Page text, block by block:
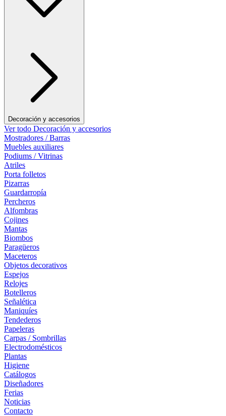
Decoración y accesorios
Ver todo Decoración y accesorios
Mostradores / Barras
Muebles auxiliares
Podiums / Vitrinas
Atriles
Porta folletos
Pizarras
Guardarropía
Percheros
Alfombras
Cojines
Mantas
Biombos
Paragüeros
Maceteros
Objetos decorativos
Espejos
Relojes
Botelleros
Señalética
Maniquíes
Tendederos
Papeleras
Carpas / Sombrillas
Electrodomésticos
Plantas
Higiene
Catálogos
Diseñadores
Ferias
Noticias
Contacto